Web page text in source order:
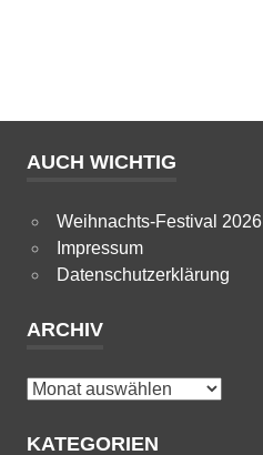
AUCH WICHTIG
Weihnachts-Festival 2026
Impressum
Datenschutzerklärung
ARCHIV
Archiv
KATEGORIEN